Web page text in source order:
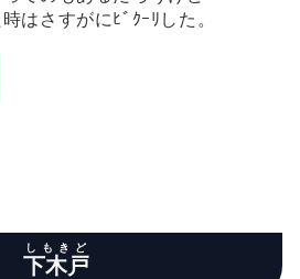
はさすがにﾋﾞｸｰﾘした。
下木戸
しもきど